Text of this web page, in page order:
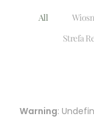
All
Strefa
Warning: